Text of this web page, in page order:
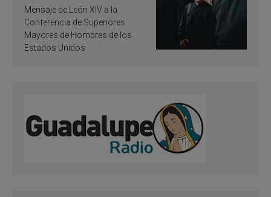
de inspiración y
santificación
Mensaje de León XIV a la
Conferencia de Superiores
Mayores de Hombres de los
Estados Unidos